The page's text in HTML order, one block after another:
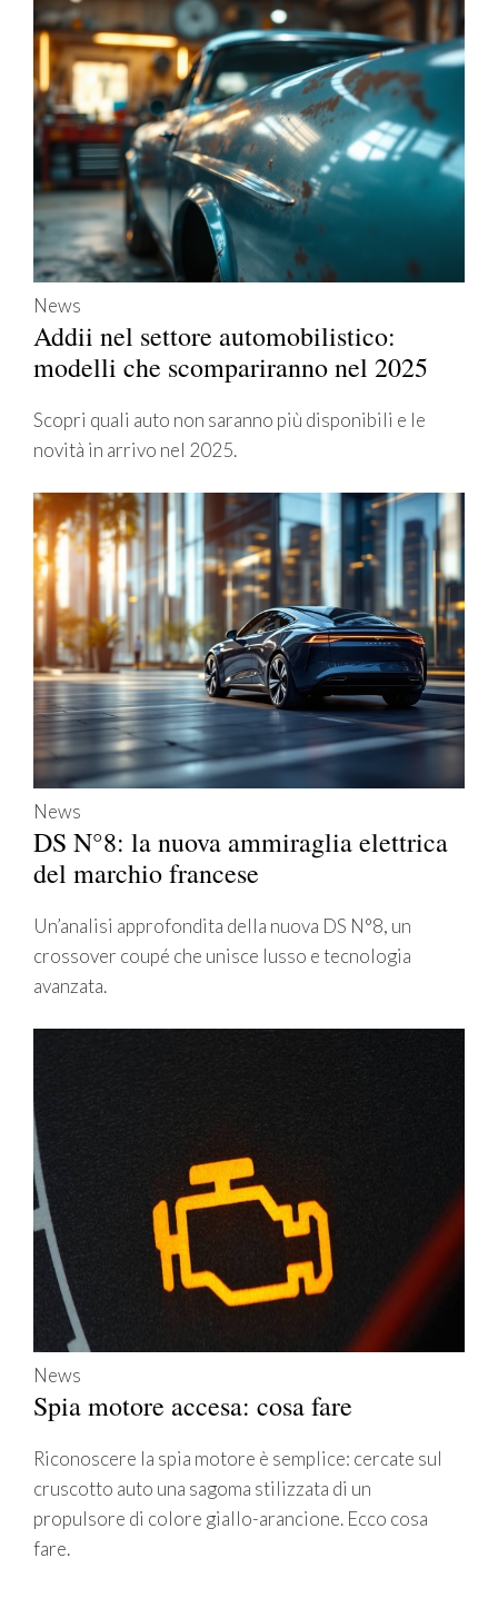
News
Addii nel settore automobilistico:
modelli che scompariranno nel 2025
Scopri quali auto non saranno più disponibili e le
novità in arrivo nel 2025.
News
DS N°8: la nuova ammiraglia elettrica
del marchio francese
Un’analisi approfondita della nuova DS N°8, un
crossover coupé che unisce lusso e tecnologia
avanzata.
News
Spia motore accesa: cosa fare
Riconoscere la spia motore è semplice: cercate sul
cruscotto auto una sagoma stilizzata di un
propulsore di colore giallo-arancione. Ecco cosa
fare.